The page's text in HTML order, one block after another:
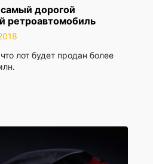
дорогой
ретроавтомобиль
лот будет продан более